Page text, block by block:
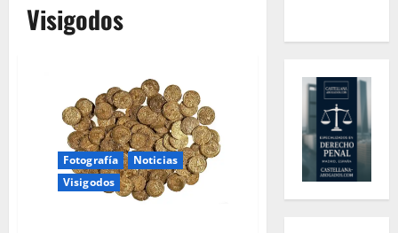
Visigodos
Fotografía
Noticias
Visigodos